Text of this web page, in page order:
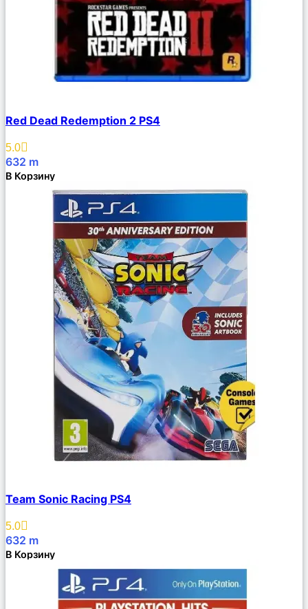
Описание
Избранное
Red Dead Redemption 2 PS4
5.0
632 m
В Корзину
Описание
Избранное
Team Sonic Racing PS4
5.0
632 m
В Корзину